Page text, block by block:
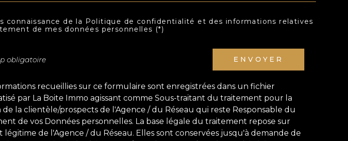
connaissance de la Politique de confidentialité et des informations relatives
de mes données personnelles (*)
obligatoire ENVOYER
recueillies sur ce formulaire sont enregistrées dans un fichier
par La Boite Immo agissant comme Sous-traitant du traitement pour la
de la clientèle/prospects de l'Agence / du Réseau qui reste Responsable du
de vos Données personnelles. La base légale du traitement repose sur
légitime de l'Agence / du Réseau. Elles sont conservées jusqu'à demande de